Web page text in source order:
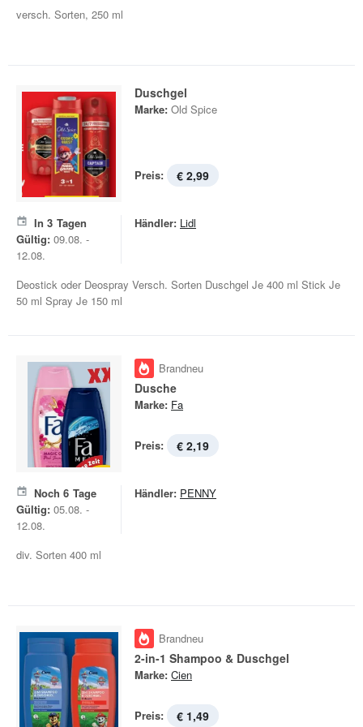
versch. Sorten, 250 ml
Duschgel
Marke: Old Spice
Preis: € 2,99
In 3 Tagen
Gültig: 09.08. -
12.08.
Händler: Lidl
Deostick oder Deospray Versch. Sorten Duschgel Je 400 ml Stick Je
50 ml Spray Je 150 ml
Brandneu
Dusche
Marke: Fa
Preis: € 2,19
Noch 6 Tage
Gültig: 05.08. -
12.08.
Händler: PENNY
div. Sorten 400 ml
Brandneu
2-in-1 Shampoo & Duschgel
Marke: Cien
Preis: € 1,49